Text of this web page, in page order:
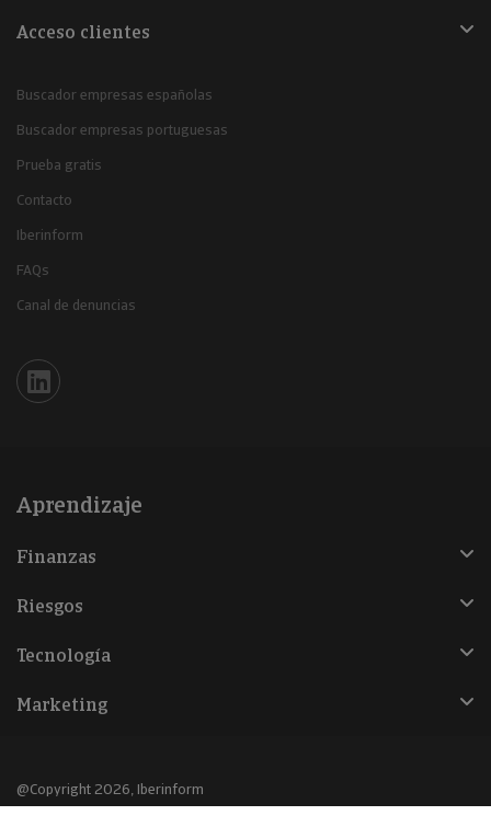
Acceso clientes
Buscador empresas españolas
Buscador empresas portuguesas
Prueba gratis
Contacto
Iberinform
FAQs
Canal de denuncias
Iberinform en Linkedin
Aprendizaje
Finanzas
Riesgos
Tecnología
Marketing
@Copyright 2026, Iberinform